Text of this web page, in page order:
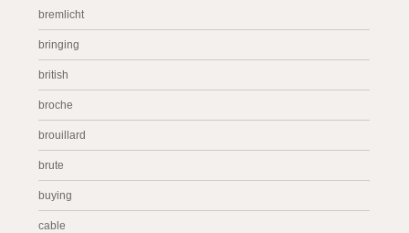
bremlicht
bringing
british
broche
brouillard
brute
buying
cable